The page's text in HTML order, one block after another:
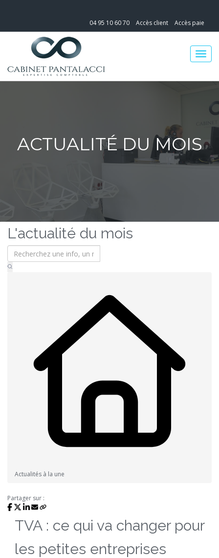
04 95 10 60 70 Accès client Accès paie
ACTUALITÉ DU MOIS
L'actualité du mois
Actualités à la une
Partager sur :
TVA : ce qui va changer pour
les petites entreprises